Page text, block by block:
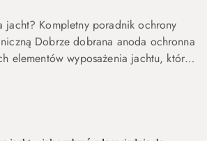
jacht? Kompletny poradnik ochrony
Dobrze dobrana anoda ochronna
elementów wyposażenia jachtu, który